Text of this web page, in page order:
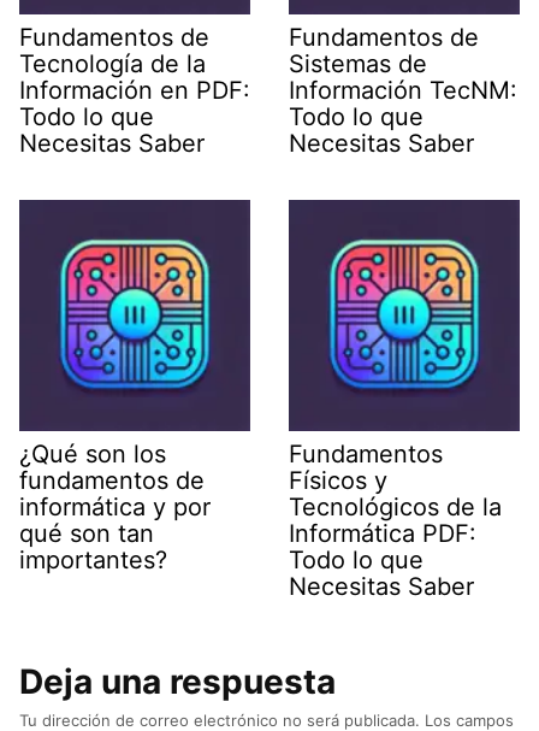
Fundamentos de
Tecnología de la
Información en PDF:
Todo lo que
Necesitas Saber
Fundamentos de
Sistemas de
Información TecNM:
Todo lo que
Necesitas Saber
¿Qué son los
fundamentos de
informática y por
qué son tan
importantes?
Fundamentos
Físicos y
Tecnológicos de la
Informática PDF:
Todo lo que
Necesitas Saber
Deja una respuesta
Tu dirección de correo electrónico no será publicada. Los campos